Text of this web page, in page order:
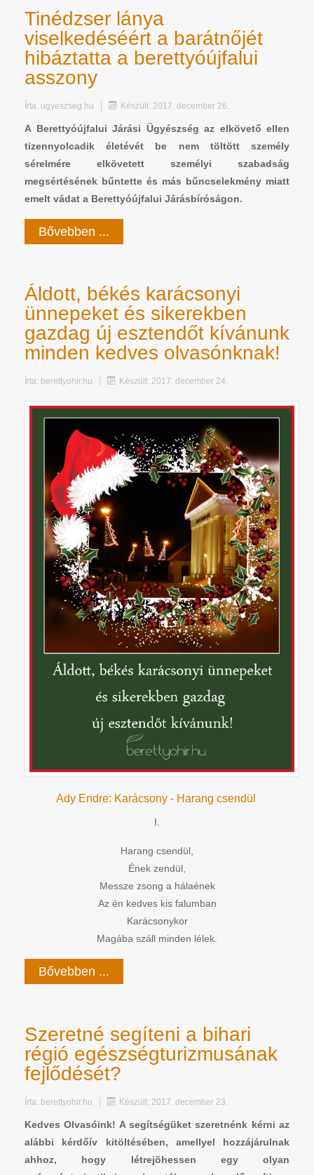
Tinédzser lánya
viselkedéséért a barátnőjét
hibáztatta a berettyóújfalui
asszony
Írta: ugyeszseg.hu Készült: 2017. december 26.
A Berettyóújfalui Járási Ügyészség az elkövető ellen
tizennyolcadik életévét be nem töltött személy
sérelmére elkövetett személyi szabadság
megsértésének bűntette és más bűncselekmény miatt
emelt vádat a Berettyóújfalui Járásbíróságon.
Bővebben ...
Áldott, békés karácsonyi
ünnepeket és sikerekben
gazdag új esztendőt kívánunk
minden kedves olvasónknak!
Írta: berettyohir.hu Készült: 2017. december 24.
Ady Endre: Karácsony - Harang csendül
I.
Harang csendül,
Ének zendül,
Messze zsong a hálaének
Az én kedves kis falumban
Karácsonykor
Magába száll minden lélek.
Bővebben ...
Szeretné segíteni a bihari
régió egészségturizmusának
fejlődését?
Írta: berettyohir.hu Készült: 2017. december 23.
Kedves Olvasóink! A segítségüket szeretnénk kérni az
alábbi kérdőív kitöltésében, amellyel hozzájárulnak
ahhoz, hogy létrejöhessen egy olyan